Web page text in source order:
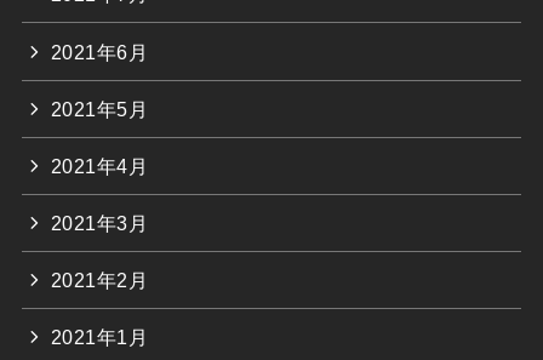
2021年6月
2021年5月
2021年4月
2021年3月
2021年2月
2021年1月